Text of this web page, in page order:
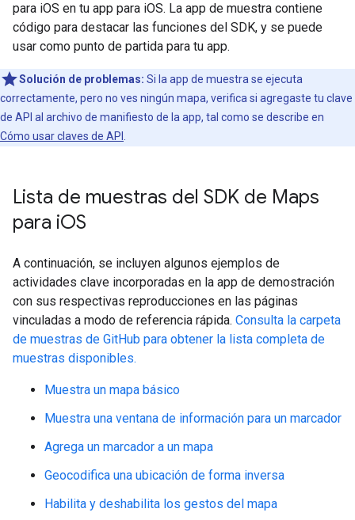
para iOS en tu app para iOS. La app de muestra contiene
código para destacar las funciones del SDK, y se puede
usar como punto de partida para tu app.
Solución de problemas: Si la app de muestra se ejecuta
correctamente, pero no ves ningún mapa, verifica si agregaste tu clave
de API al archivo de manifiesto de la app, tal como se describe en
Cómo usar claves de API
Lista de muestras del SDK de Maps
para iOS
A continuación, se incluyen algunos ejemplos de
actividades clave incorporadas en la app de demostración
con sus respectivas reproducciones en las páginas
vinculadas a modo de referencia rápida. Consulta la carpeta
de muestras de GitHub para obtener la lista completa de
muestras disponibles.
Muestra un mapa básico
Muestra una ventana de información para un marcador
Agrega un marcador a un mapa
Geocodifica una ubicación de forma inversa
Habilita y deshabilita los gestos del mapa